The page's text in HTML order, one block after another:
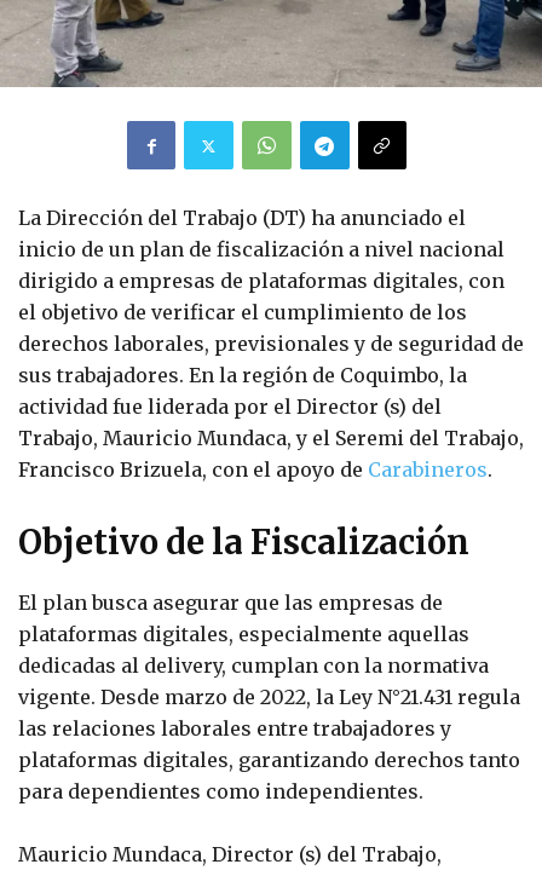
La Dirección del Trabajo (DT) ha anunciado el
inicio de un plan de fiscalización a nivel nacional
dirigido a empresas de plataformas digitales, con
el objetivo de verificar el cumplimiento de los
derechos laborales, previsionales y de seguridad de
sus trabajadores. En la región de Coquimbo, la
actividad fue liderada por el Director (s) del
Trabajo, Mauricio Mundaca, y el Seremi del Trabajo,
Francisco Brizuela, con el apoyo de Carabineros.
Objetivo de la Fiscalización
El plan busca asegurar que las empresas de
plataformas digitales, especialmente aquellas
dedicadas al delivery, cumplan con la normativa
vigente. Desde marzo de 2022, la Ley N°21.431 regula
las relaciones laborales entre trabajadores y
plataformas digitales, garantizando derechos tanto
para dependientes como independientes.
Mauricio Mundaca, Director (s) del Trabajo,